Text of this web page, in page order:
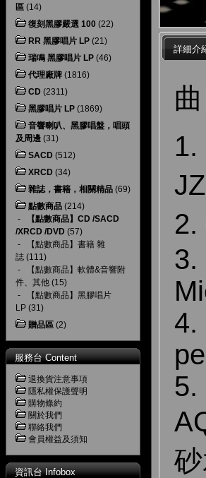
區 (14)
復刻黑膠嚴選 100 (22)
RR 黑膠唱片 LP (21)
瑞鳴 黑膠唱片 LP (46)
代理廠牌 (1816)
CD (2311)
黑膠唱片 LP (1869)
音響喇叭、黑膠唱盤，唱頭
及周邊 (31)
SACD (512)
XRCD (34)
雜誌，書籍，相關精品 (69)
點數商品 (214)
-
【點數商品】CD /SACD
/XRCD /DVD (57)
-
【點數商品】書籍 雜
誌 (111)
-
【點數商品】軟體&音響附
件、其他 (15)
-
【點數商品】黑膠唱片
LP (31)
贈品區 (2)
服務台 Content
退換貨注意事項
隱私權保護聲明
購物條約
關於我們
聯絡我們
會員權益及須知
資訊台 Infobox
詳細介
曲
1.
2.
3.
4.
5.